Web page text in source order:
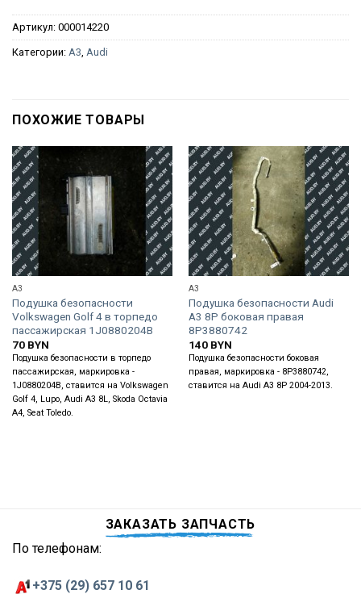
Артикул: 000014220
Категории: A3, Audi
ПОХОЖИЕ ТОВАРЫ
A3
Подушка безопасности
Volkswagen Golf 4 в торпедо
пассажирская 1J0880204B
70 BYN
Подушка безопасности в торпедо
пассажирская, маркировка -
1J0880204B, ставится на Volkswagen
Golf 4, Lupo, Audi A3 8L, Skoda Octavia
A4, Seat Toledo.
A3
Подушка безопасности Audi
A3 8P боковая правая
8P3880742
140 BYN
Подушка безопасности боковая
правая, маркировка - 8P3880742,
ставится на Audi A3 8P 2004-2013.
ЗАКАЗАТЬ ЗАПЧАСТЬ
По телефонам:
+375 (29) 657 10 61